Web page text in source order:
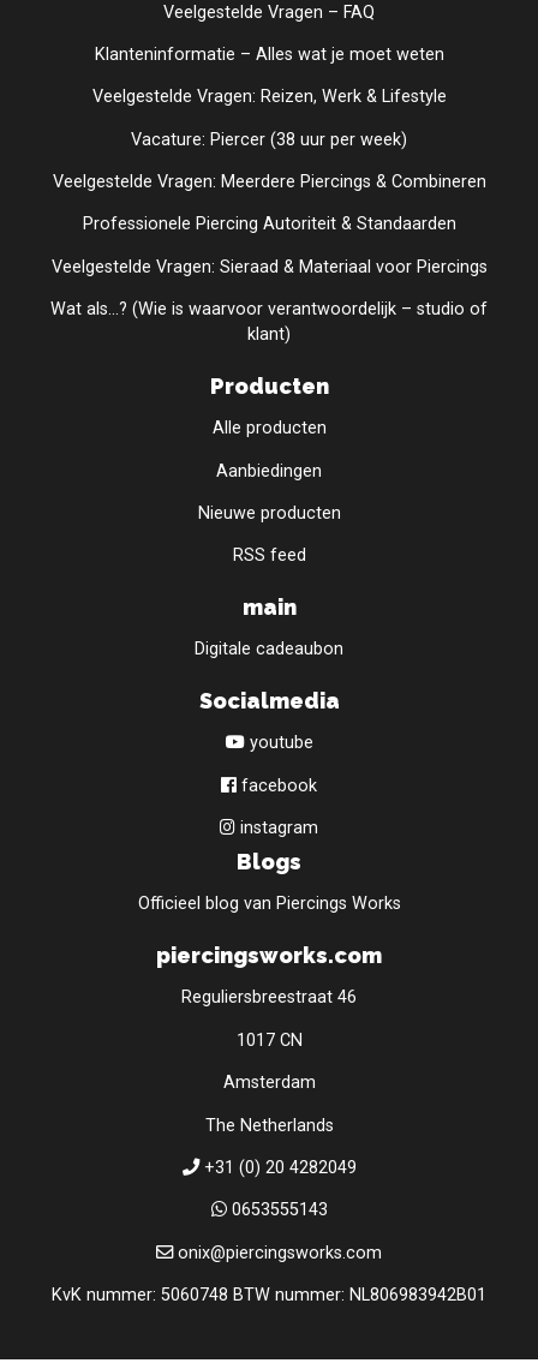
Veelgestelde Vragen – FAQ
Klanteninformatie – Alles wat je moet weten
Veelgestelde Vragen: Reizen, Werk & Lifestyle
Vacature: Piercer (38 uur per week)
Veelgestelde Vragen: Meerdere Piercings & Combineren
Professionele Piercing Autoriteit & Standaarden
Veelgestelde Vragen: Sieraad & Materiaal voor Piercings
Wat als...? (Wie is waarvoor verantwoordelijk – studio of
klant)
Producten
Alle producten
Aanbiedingen
Nieuwe producten
RSS feed
main
Digitale cadeaubon
Socialmedia
youtube
facebook
instagram
Blogs
Officieel blog van Piercings Works
piercingsworks.com
Reguliersbreestraat 46
1017 CN
Amsterdam
The Netherlands
+31 (0) 20 4282049
0653555143
onix@piercingsworks.com
KvK nummer: 5060748 BTW nummer: NL806983942B01